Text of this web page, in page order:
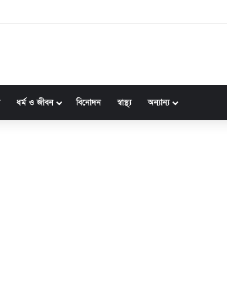
প্রতি দায়বদ্ধতা স্পষ্ট: ফখরুল
ধর্ম ও জীবন বিনোদন স্বাস্থ্য অন্যান্য